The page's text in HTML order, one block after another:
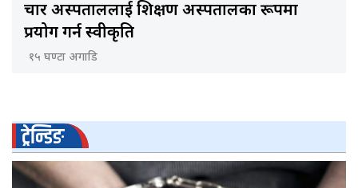
चार अस्पताललाई शिक्षण अस्पतालका रूपमा
प्रयोग गर्न स्वीकृति
१५ घण्टा अगाडि
ट्रेन्डिङ